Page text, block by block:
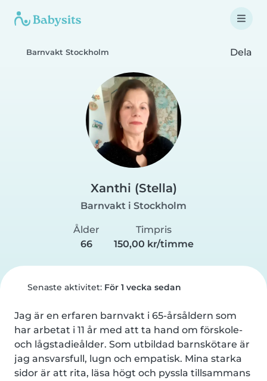
Barnvakt Stockholm Dela
Xanthi (Stella)
Barnvakt i Stockholm
Ålder
66
Timpris
150,00 kr/timme
Senaste aktivitet: För 1 vecka sedan
Jag är en erfaren barnvakt i 65-årsåldern som
har arbetat i 11 år med att ta hand om förskole-
och lågstadieålder. Som utbildad barnskötare är
jag ansvarsfull, lugn och empatisk. Mina starka
sidor är att rita, läsa högt och pyssla tillsammans